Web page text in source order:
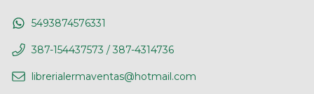
5493874576331
387-154437573 / 387-4314736
librerialermaventas@hotmail.com